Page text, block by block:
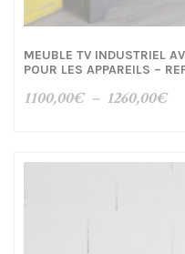
MEUBLE TV INDUSTRIEL
POUR LES APPAREILS –
1100,00€ – 1260,00€